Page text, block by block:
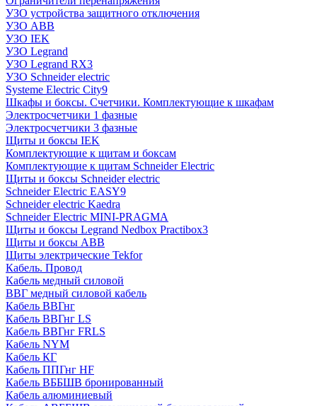
УЗО устройства защитного отключения
УЗО ABB
УЗО IEK
УЗО Legrand
УЗО Legrand RX3
УЗО Schneider electric
Systeme Electric City9
Шкафы и боксы. Счетчики. Комплектующие к шкафам
Электросчетчики 1 фазные
Электросчетчики 3 фазные
Щиты и боксы IEK
Комплектующие к щитам и боксам
Комплектующие к щитам Schneider Electric
Щиты и боксы Schneider electric
Schneider Electric EASY9
Schneider electric Kaedra
Schneider Electric MINI-PRAGMA
Щиты и боксы Legrand Nedbox Practibox3
Щиты и боксы ABB
Щиты электрические Tekfor
Кабель. Провод
Кабель медный силовой
ВВГ медный силовой кабель
Кабель ВВГнг
Кабель ВВГнг LS
Кабель ВВГнг FRLS
Кабель NYM
Кабель КГ
Кабель ППГнг HF
Кабель ВББШВ бронированный
Кабель алюминиевый